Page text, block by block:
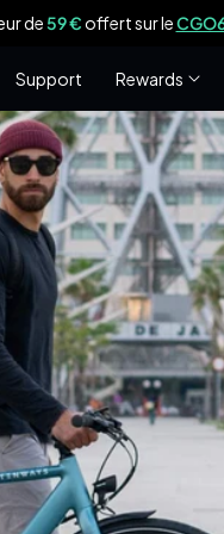
de59 €offert sur le
Support Rewards